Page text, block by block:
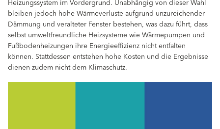
Heizungssystem im Vordergrund. Unabhängig von dieser Wahl
bleiben jedoch hohe Wärmeverluste aufgrund unzureichender
Dämmung und veralteter Fenster bestehen, was dazu führt, dass
selbst umweltfreundliche Heizsysteme wie Wärmepumpen und
Fußbodenheizungen ihre Energieeffizienz nicht entfalten
können. Stattdessen entstehen hohe Kosten und die Ergebnisse
dienen zudem nicht dem Klimaschutz.